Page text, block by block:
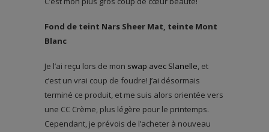
Fond de teint Nars Sheer Mat, teinte Mont
Blanc
Je l’ai reçu lors de mon swap avec Slanelle, et
c’est un vrai coup de foudre! J’ai désormais
terminé ce produit, et me suis alors orientée vers
une CC Crème, plus légère pour le printemps.
Cependant, je prévois de l’acheter à nouveau